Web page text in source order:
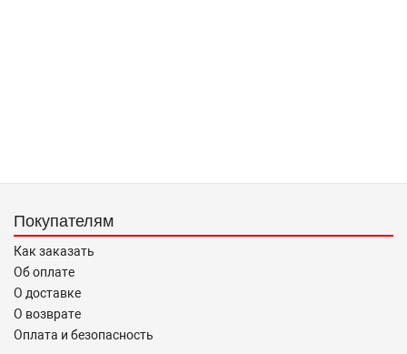
Покупателям
Как заказать
Об оплате
О доставке
О возврате
Оплата и безопасность